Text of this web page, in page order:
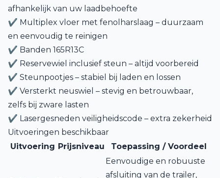
afhankelijk van uw laadbehoefte
✔ Multiplex vloer met fenolharslaag – duurzaam
en eenvoudig te reinigen
✔ Banden 165R13C
✔ Reservewiel inclusief steun – altijd voorbereid
✔ Steunpootjes – stabiel bij laden en lossen
✔ Versterkt neuswiel – stevig en betrouwbaar,
zelfs bij zware lasten
✔ Lasergesneden veiligheidscode – extra zekerheid
Uitvoeringen beschikbaar
Uitvoering Prijsniveau Toepassing / Voordeel
Eenvoudige en robuuste
afsluiting van de trailer,